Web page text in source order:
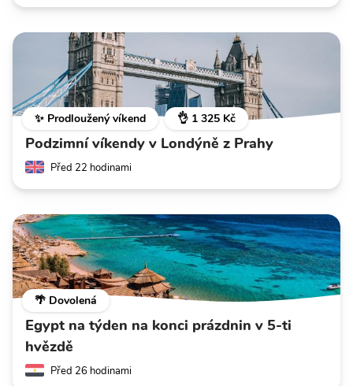
✨ Prodloužený víkend 👌 1 325 Kč
Podzimní víkendy v Londýně z Prahy
Před 22 hodinami
🌴 Dovolená
Egypt na týden na konci prázdnin v 5-ti
hvězdě
Před 26 hodinami